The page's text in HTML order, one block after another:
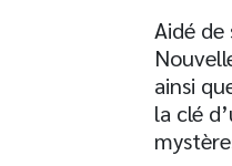
Aidé de
ainsi
la clé